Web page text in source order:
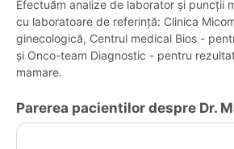
Efectuăm analize de laborator și puncții
cu laboratoare de referință: Clinica
ginecologică, Centrul medical Bios -
și Onco-team Diagnostic - pentru
mamare.
Parerea pacientilor despre Dr.